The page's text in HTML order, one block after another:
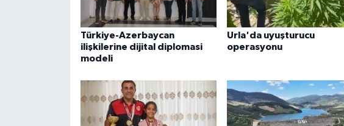
Türkiye-Azerbaycan
ilişkilerine dijital diplomasi
modeli
Urla'da uyuşturucu
operasyonu
SPOR HABERLERİ
TEKNOLOJİ
ÜLKE GÜNDEMİ